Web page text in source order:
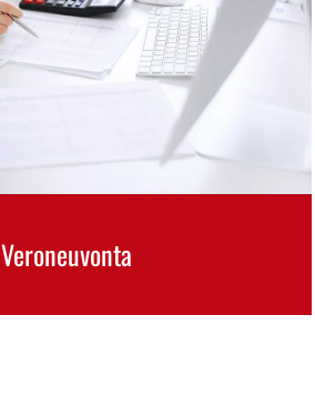
Veroneuvonta